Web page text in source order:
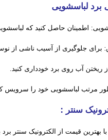
برد لباسشویی
اطمینان حاصل کنید که
برای جلوگیری از آسیب ناشی از
ریختن آب روی برد خودداری کنید.
مرتب لباسشویی خود را سرویس
سنتر :
بهترین قیمت از الکترونیک سنتر